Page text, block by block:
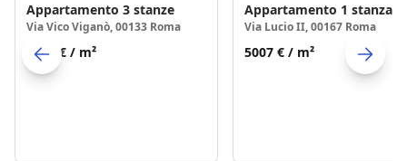
Appartamento 3 stanze
Via Vico Viganò, 00133 Roma
2730 € / m²
Appartamento 1 stanza
Via Lucio II, 00167 Roma
5007 € / m²